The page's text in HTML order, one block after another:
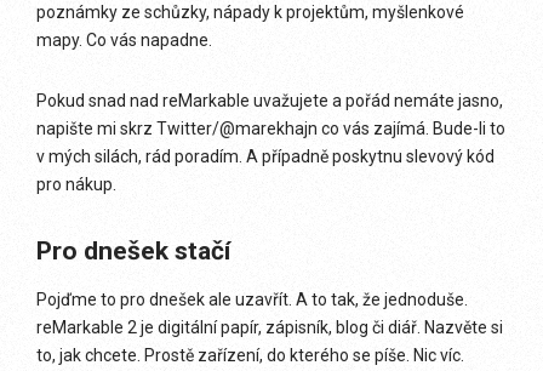
poznámky ze schůzky, nápady k projektům, myšlenkové
mapy. Co vás napadne.
Pokud snad nad reMarkable uvažujete a pořád nemáte jasno,
napište mi skrz Twitter/@marekhajn co vás zajímá. Bude-li to
v mých silách, rád poradím. A případně poskytnu slevový kód
pro nákup.
Pro dnešek stačí
Pojďme to pro dnešek ale uzavřít. A to tak, že jednoduše.
reMarkable 2 je digitální papír, zápisník, blog či diář. Nazvěte si
to, jak chcete. Prostě zařízení, do kterého se píše. Nic víc.